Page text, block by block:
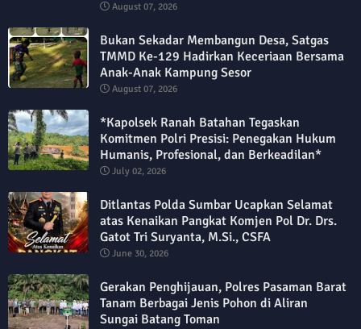
August 07, 2026
Bukan Sekadar Membangun Desa, Satgas
TMMD Ke-129 Hadirkan Keceriaan Bersama
Anak-Anak Kampung Sesor
August 07, 2026
*Kapolsek Ranah Batahan Tegaskan
Komitmen Polri Presisi: Penegakan Hukum
Humanis, Profesional, dan Berkeadilan*
July 02, 2026
Ditlantas Polda Sumbar Ucapkan Selamat
atas Kenaikan Pangkat Komjen Pol Dr. Drs.
Gatot Tri Suryanta, M.Si., CSFA
June 30, 2026
Gerakan Penghijauan, Polres Pasaman Barat
Tanam Berbagai Jenis Pohon di Aliran
Sungai Batang Toman